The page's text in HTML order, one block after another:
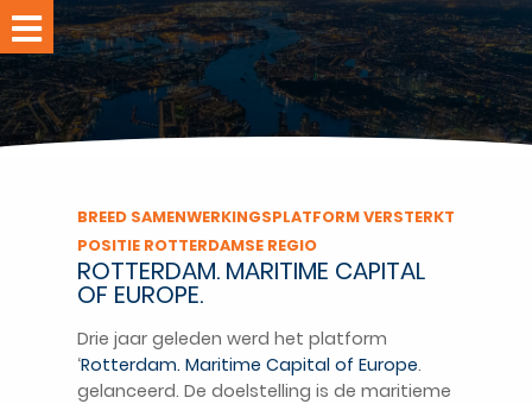
Home
Evenementen
Leden
RPPC-
studio
RPPC
Ledennet
BREED SAMENWERKINGSPLATFORM VERSTERKT
POSITIE ROTTERDAMSE REGIO
ROTTERDAM. MARITIME CAPITAL
OF EUROPE.
Drie jaar geleden werd het platform
‘Rotterdam. Maritime Capital of Europe.
gelanceerd. De doelstelling is de maritieme